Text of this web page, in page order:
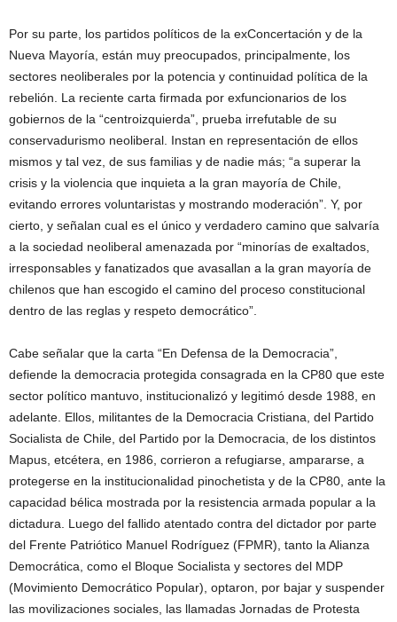
Por su parte, los partidos políticos de la exConcertación y de la
Nueva Mayoría, están muy preocupados, principalmente, los
sectores neoliberales por la potencia y continuidad política de la
rebelión. La reciente carta firmada por exfuncionarios de los
gobiernos de la “centroizquierda”, prueba irrefutable de su
conservadurismo neoliberal. Instan en representación de ellos
mismos y tal vez, de sus familias y de nadie más; “a superar la
crisis y la violencia que inquieta a la gran mayoría de Chile,
evitando errores voluntaristas y mostrando moderación”. Y, por
cierto, y señalan cual es el único y verdadero camino que salvaría
a la sociedad neoliberal amenazada por “minorías de exaltados,
irresponsables y fanatizados que avasallan a la gran mayoría de
chilenos que han escogido el camino del proceso constitucional
dentro de las reglas y respeto democrático”.
Cabe señalar que la carta “En Defensa de la Democracia”,
defiende la democracia protegida consagrada en la CP80 que este
sector político mantuvo, institucionalizó y legitimó desde 1988, en
adelante. Ellos, militantes de la Democracia Cristiana, del Partido
Socialista de Chile, del Partido por la Democracia, de los distintos
Mapus, etcétera, en 1986, corrieron a refugiarse, ampararse, a
protegerse en la institucionalidad pinochetista y de la CP80, ante la
capacidad bélica mostrada por la resistencia armada popular a la
dictadura. Luego del fallido atentado contra del dictador por parte
del Frente Patriótico Manuel Rodríguez (FPMR), tanto la Alianza
Democrática, como el Bloque Socialista y sectores del MDP
(Movimiento Democrático Popular), optaron, por bajar y suspender
las movilizaciones sociales, las llamadas Jornadas de Protesta